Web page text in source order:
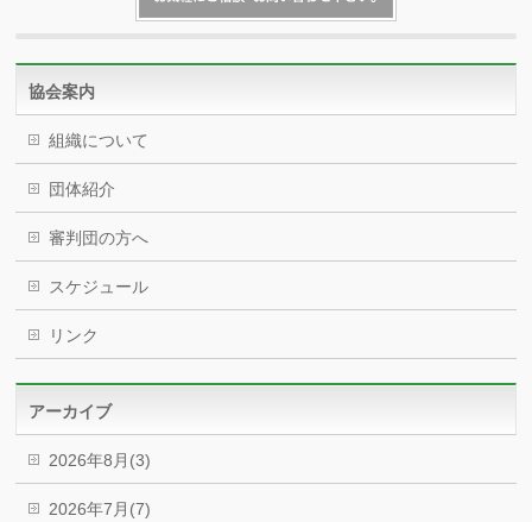
協会案内
組織について
団体紹介
審判団の方へ
スケジュール
リンク
アーカイブ
2026年8月(3)
2026年7月(7)